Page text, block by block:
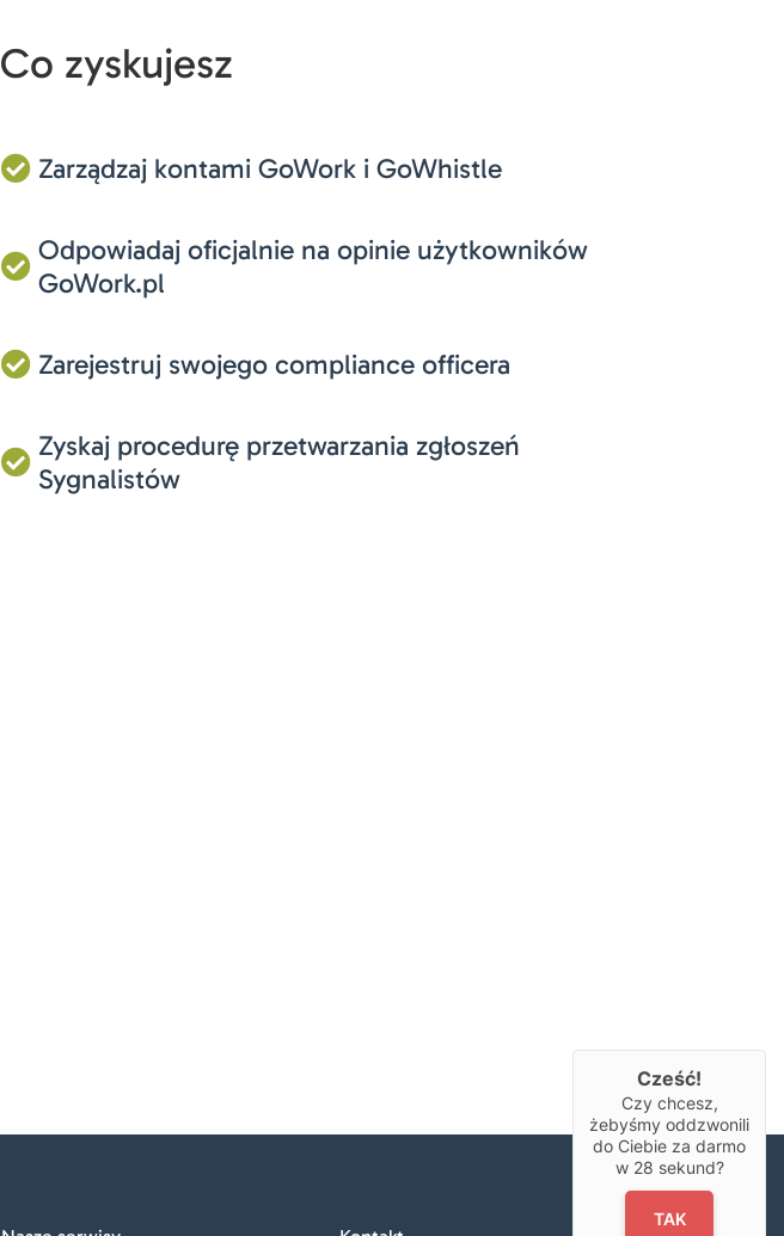
Co zyskujesz
 Zarządzaj kontami GoWork i GoWhistle
 Odpowiadaj oficjalnie na opinie użytkowników
GoWork.pl
 Zarejestruj swojego compliance officera
 Zyskaj procedurę przetwarzania zgłoszeń
Sygnalistów
Cześć!
Czy chcesz,
żebyśmy oddzwonili
do Ciebie za darmo
w 28 sekund?
TAK